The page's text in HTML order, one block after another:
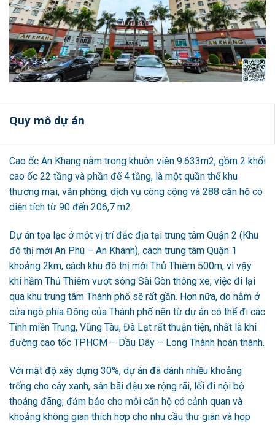
Quy mô dự án
Cao ốc An Khang nằm trong khuôn viên 9.633m2, gồm 2 khối
cao ốc 22 tầng và phần đế 4 tầng, là một quần thể khu
thương mại, văn phòng, dịch vụ công cộng và 288 căn hộ có
diện tích từ 90 đến 206,7 m2.
Dự án tọa lạc ở một vị trí đắc địa tại trung tâm Quận 2 (Khu
đô thị mới An Phú – An Khánh), cách trung tâm Quận 1
khoảng 2km, cách khu đô thị mới Thủ Thiêm 500m, vì vậy
khi hầm Thủ Thiêm vượt sông Sài Gòn thông xe, việc đi lại
qua khu trung tâm Thành phố sẽ rất gần. Hơn nữa, do nằm ở
cửa ngõ phía Đông của Thành phố nên từ dự án có thể đi các
Tỉnh miền Trung, Vũng Tàu, Đà Lạt rất thuận tiện, nhất là khi
đường cao tốc TPHCM – Dầu Dây – Long Thành hoàn thành.
Với mật độ xây dựng 30%, dự án đã dành nhiều khoảng
trống cho cây xanh, sân bãi đậu xe rộng rãi, lối đi nội bộ
thoáng đãng, đảm bảo cho mỗi căn hộ có cảnh quan và
khoảng không gian thích hợp cho nhu cầu thư giãn và họp